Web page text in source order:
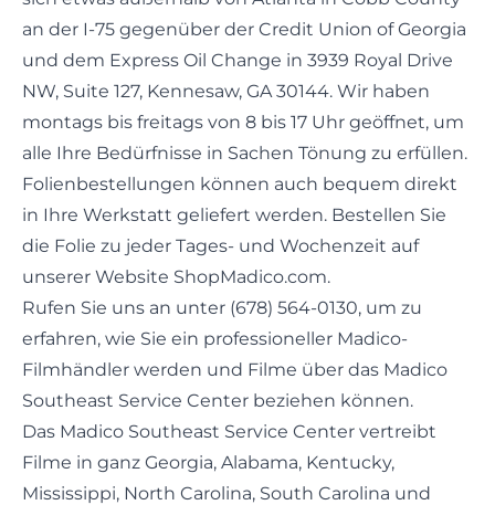
an der I-75 gegenüber der Credit Union of Georgia
und dem Express Oil Change in 3939 Royal Drive
NW, Suite 127, Kennesaw, GA 30144. Wir haben
montags bis freitags von 8 bis 17 Uhr geöffnet, um
alle Ihre Bedürfnisse in Sachen Tönung zu erfüllen.
Folienbestellungen können auch bequem direkt
in Ihre Werkstatt geliefert werden. Bestellen Sie
die Folie zu jeder Tages- und Wochenzeit auf
unserer Website ShopMadico.com.
Rufen Sie uns an unter (678) 564-0130, um zu
erfahren, wie Sie ein professioneller Madico-
Filmhändler werden und Filme über das Madico
Southeast Service Center beziehen können.
Das Madico Southeast Service Center vertreibt
Filme in ganz Georgia, Alabama, Kentucky,
Mississippi, North Carolina, South Carolina und